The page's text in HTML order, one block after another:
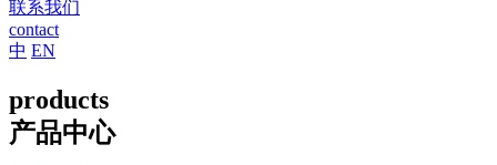
联系我们
contact
中 EN
products
产品中心